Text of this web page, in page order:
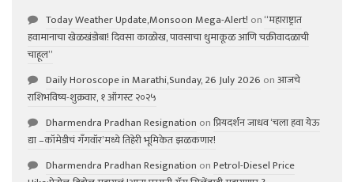
Today Weather Update,Monsoon Mega-Alert! on“महाराष्ट्रात
हवामानाचा खेळखंडोबा! दिवसा काळोख, पावसाचा धुमाकूळ आणि चक्रीवादळाची
चाहूल”
Daily Horoscope in Marathi,Sunday, 26 July 2026 onआजचे
राशिभविष्य-शुक्रवार, १ ऑगस्ट २०२५
Dharmendra Pradhan Resignation onप्रियदर्शन जाधव ‘चला हवा येऊ
द्या –कॉमेडीचं गॅंगवॉर’मध्ये तिहेरी भूमिकेत झळकणार!
Dharmendra Pradhan Resignation onPetrol-Diesel Price